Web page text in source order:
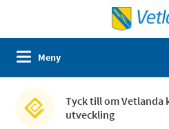
Meny
Tyck till om Vetlanda
utveckling